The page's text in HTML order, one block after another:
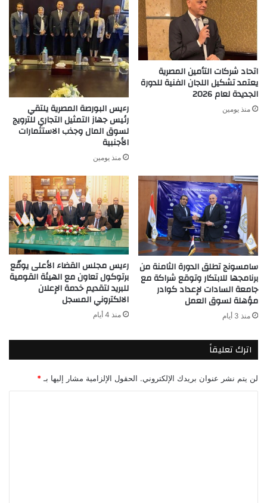
اتحاد شركات التأمين المصرية
يعتمد تشكيل اللجان الفنية للدورة
الجديدة لعام 2026
منذ يومين رءيس البورصة المصرية يلتقي
رئيس جهاز التمثيل التجاري للترويج
لسوق المال وجذب الاستثمارات
الأجنبية
منذ يومين
سامسونج تطلق الدورة الثامنة من
برنامجها للابتكار وتوقع شراكة مع
جامعة السادات لإعداد كوادر
مؤهلة لسوق العمل
منذ 3 أيام
رءيس مجلس القضاء الأعلى يوقّع
برتوكول تعاون مع الهيئة القومية
للبريد لتقديم خدمة الإعلان
الالكتروني المسجل
منذ 4 أيام
اترك تعليقاً
لن يتم نشر عنوان بريدك الإلكتروني. الحقول الإلزامية مشار إليها بـ *